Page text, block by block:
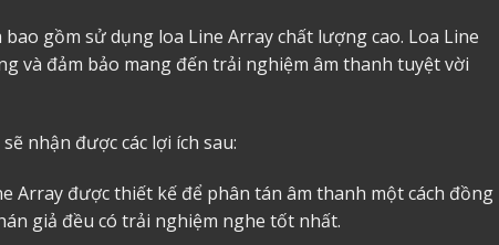
bao gồm sử dụng loa Line Array chất lượng cao. Loa Line
và đảm bảo mang đến trải nghiệm âm thanh tuyệt vời
nhận được các lợi ích sau:
Array được thiết kế để phân tán âm thanh một cách đồng
giả đều có trải nghiệm nghe tốt nhất.